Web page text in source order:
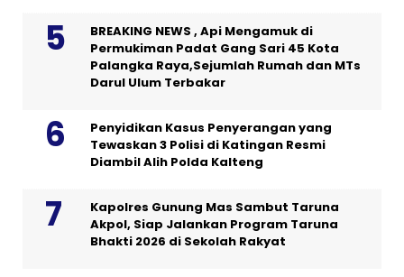
BREAKING NEWS , Api Mengamuk di
Permukiman Padat Gang Sari 45 Kota
Palangka Raya,Sejumlah Rumah dan MTs
Darul Ulum Terbakar
Penyidikan Kasus Penyerangan yang
Tewaskan 3 Polisi di Katingan Resmi
Diambil Alih Polda Kalteng
Kapolres Gunung Mas Sambut Taruna
Akpol, Siap Jalankan Program Taruna
Bhakti 2026 di Sekolah Rakyat